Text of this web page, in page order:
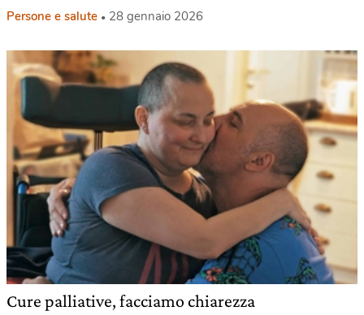
Persone e salute 28 gennaio 2026
Cure palliative, facciamo chiarezza